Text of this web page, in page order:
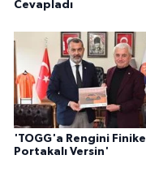
Cevapladı
'TOGG'a Rengini Finike
Portakalı Versin'